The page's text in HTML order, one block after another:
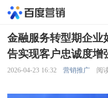
金融服务转型期企业
告实现客户忠诚度增
2026-04-23 16:32 营销推广 阅